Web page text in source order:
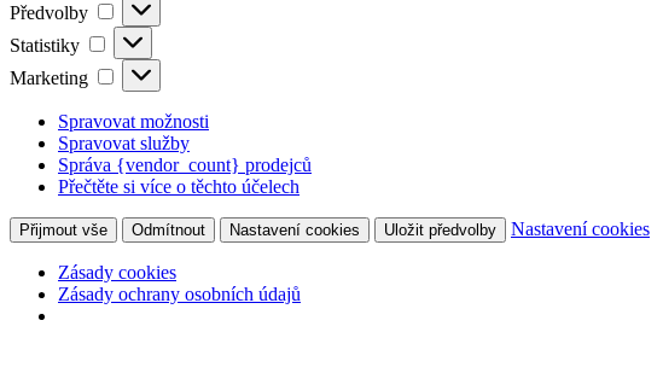
Předvolby
Statistiky
Marketing
Spravovat možnosti
Spravovat služby
Správa {vendor_count} prodejců
Přečtěte si více o těchto účelech
Přijmout vše Odmítnout Nastavení cookies Uložit předvolby Nastavení cookies
Zásady cookies
Zásady ochrany osobních údajů